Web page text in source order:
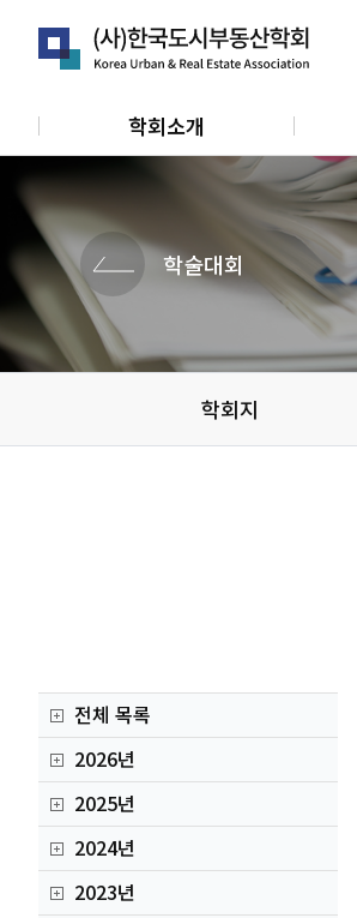
학회소개
연혁
정관
학술대회
학회지
전체 목록
2026년
2025년
2024년
2023년